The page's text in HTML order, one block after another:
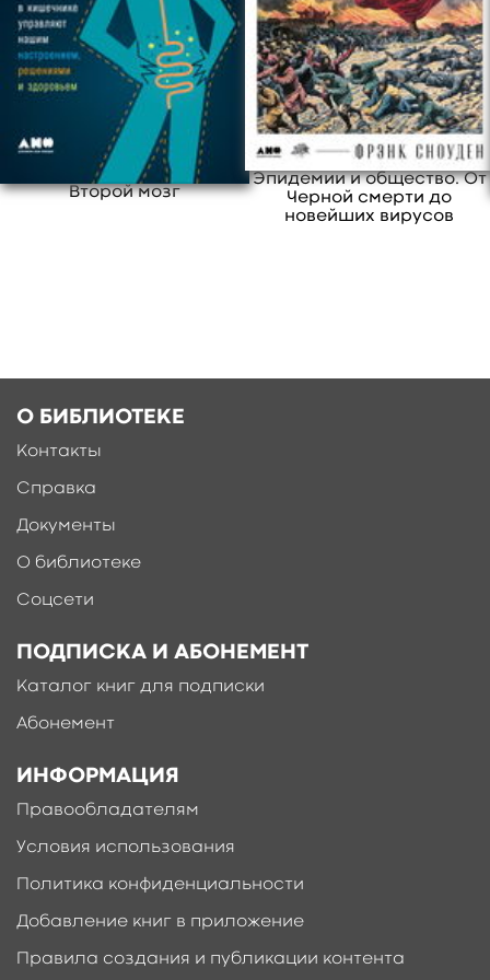
раскрывая перед их изумленным взором
миллиарды лет эволюции, закодированные в
его геноме.
свернуть
Второй мозг
Эпидемии и общество. От
Черной смерти до
новейших вирусов
О БИБЛИОТЕКЕ
Контакты
Справка
Документы
О библиотеке
Соцсети
ПОДПИСКА И АБОНЕМЕНТ
Каталог книг для подписки
Абонемент
ИНФОРМАЦИЯ
Правообладателям
Условия использования
Политика конфиденциальности
Добавление книг в приложение
Правила создания и публикации контента